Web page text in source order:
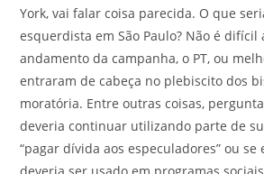
York, vai falar coisa parecida. O que
esquerdista em São Paulo? Não é
andamento da campanha, o PT, ou
entraram de cabeça no plebiscito dos
moratória. Entre outras coisas,
deveria continuar utilizando parte de
“pagar dívida aos especuladores” ou